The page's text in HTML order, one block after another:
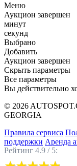
Меню
Аукцион завершен
минут
секунд
Выбрано
Добавить
Аукцион завершен
Скрыть параметры
Все параметры
Вы действительно
© 2026
GEORGIA
Правила сервиса
поддержки Аренда
Рейтинг 4.9 / 5: